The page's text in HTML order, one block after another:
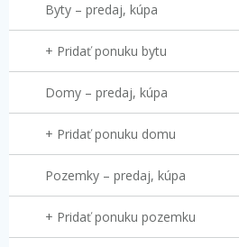
Byty – predaj, kúpa
+ Pridať ponuku bytu
Domy – predaj, kúpa
+ Pridať ponuku domu
Pozemky – predaj, kúpa
+ Pridať ponuku pozemku